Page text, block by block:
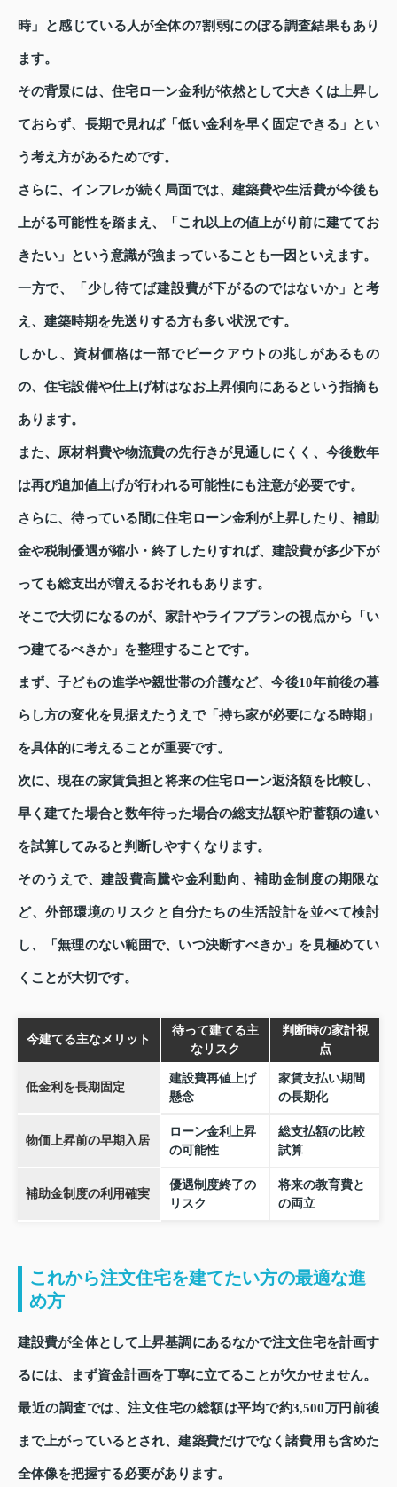
時」と感じている人が全体の7割弱にのぼる調査結果もあり
ます。
その背景には、住宅ローン金利が依然として大きくは上昇し
ておらず、長期で見れば「低い金利を早く固定できる」とい
う考え方があるためです。
さらに、インフレが続く局面では、建築費や生活費が今後も
上がる可能性を踏まえ、「これ以上の値上がり前に建ててお
きたい」という意識が強まっていることも一因といえます。
一方で、「少し待てば建設費が下がるのではないか」と考
え、建築時期を先送りする方も多い状況です。
しかし、資材価格は一部でピークアウトの兆しがあるもの
の、住宅設備や仕上げ材はなお上昇傾向にあるという指摘も
あります。
また、原材料費や物流費の先行きが見通しにくく、今後数年
は再び追加値上げが行われる可能性にも注意が必要です。
さらに、待っている間に住宅ローン金利が上昇したり、補助
金や税制優遇が縮小・終了したりすれば、建設費が多少下が
っても総支出が増えるおそれもあります。
そこで大切になるのが、家計やライフプランの視点から「い
つ建てるべきか」を整理することです。
まず、子どもの進学や親世帯の介護など、今後10年前後の暮
らし方の変化を見据えたうえで「持ち家が必要になる時期」
を具体的に考えることが重要です。
次に、現在の家賃負担と将来の住宅ローン返済額を比較し、
早く建てた場合と数年待った場合の総支払額や貯蓄額の違い
を試算してみると判断しやすくなります。
そのうえで、建設費高騰や金利動向、補助金制度の期限な
ど、外部環境のリスクと自分たちの生活設計を並べて検討
し、「無理のない範囲で、いつ決断すべきか」を見極めてい
くことが大切です。
今建てる主なメリット
待って建てる主
なリスク
判断時の家計視
点
低金利を長期固定
建設費再値上げ
懸念
家賃支払い期間
の長期化
物価上昇前の早期入居
ローン金利上昇
の可能性
総支払額の比較
試算
補助金制度の利用確実
優遇制度終了の
リスク
将来の教育費と
の両立
これから注文住宅を建てたい方の最適な進
め方
建設費が全体として上昇基調にあるなかで注文住宅を計画す
るには、まず資金計画を丁寧に立てることが欠かせません。
最近の調査では、注文住宅の総額は平均で約3,500万円前後
まで上がっているとされ、建築費だけでなく諸費用も含めた
全体像を把握する必要があります。